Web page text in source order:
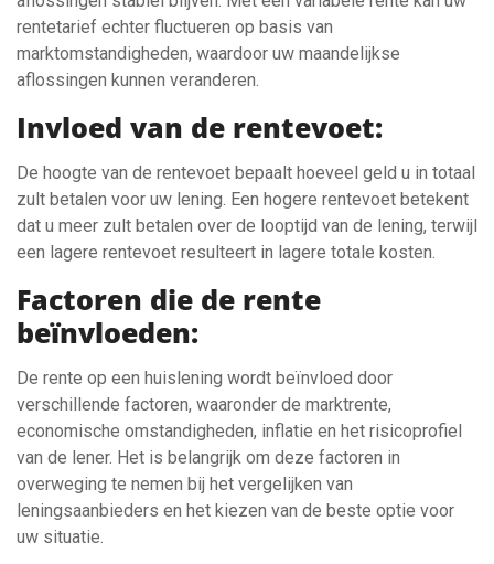
rentetarief echter fluctueren op basis van
marktomstandigheden, waardoor uw maandelijkse
aflossingen kunnen veranderen.
Invloed van de rentevoet:
De hoogte van de rentevoet bepaalt hoeveel geld u in totaal
zult betalen voor uw lening. Een hogere rentevoet betekent
dat u meer zult betalen over de looptijd van de lening, terwijl
een lagere rentevoet resulteert in lagere totale kosten.
Factoren die de rente
beïnvloeden:
De rente op een huislening wordt beïnvloed door
verschillende factoren, waaronder de marktrente,
economische omstandigheden, inflatie en het risicoprofiel
van de lener. Het is belangrijk om deze factoren in
overweging te nemen bij het vergelijken van
leningsaanbieders en het kiezen van de beste optie voor
uw situatie.